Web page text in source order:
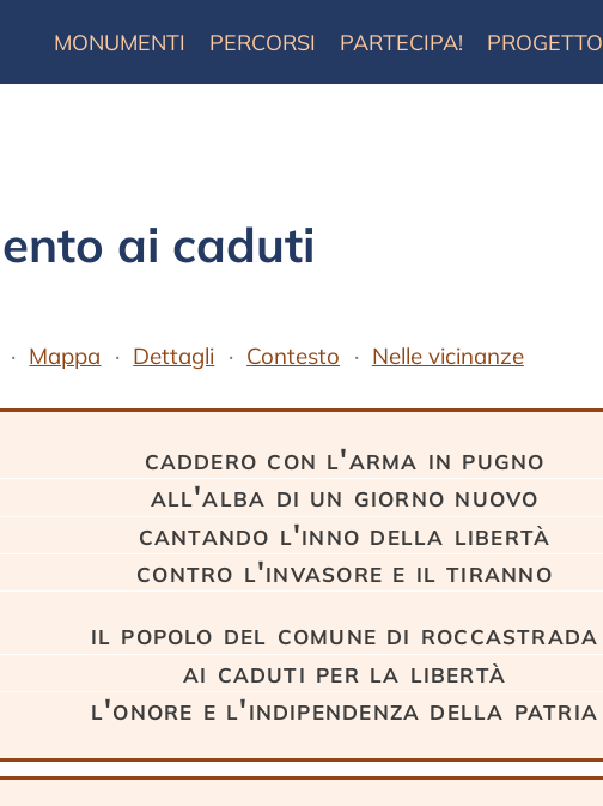
MONUMENTI PERCORSI PARTECIPA! PROGETTO
ai caduti
Mappa Dettagli Contesto Nelle vicinanze
caddero con l'arma in pugno
all'alba di un giorno nuovo
cantando l'inno della libertà
contro l'invasore e il tiranno
il popolo del comune di roccastrada
ai caduti per la libertà
l'onore e l'indipendenza della patria